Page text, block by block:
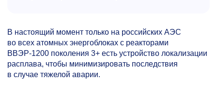
В настоящий момент только на российских АЭС
во всех атомных энергоблоках с реакторами
ВВЭР-1200 поколения 3+ есть устройство локализации
расплава, чтобы минимизировать последствия
в случае тяжелой аварии.